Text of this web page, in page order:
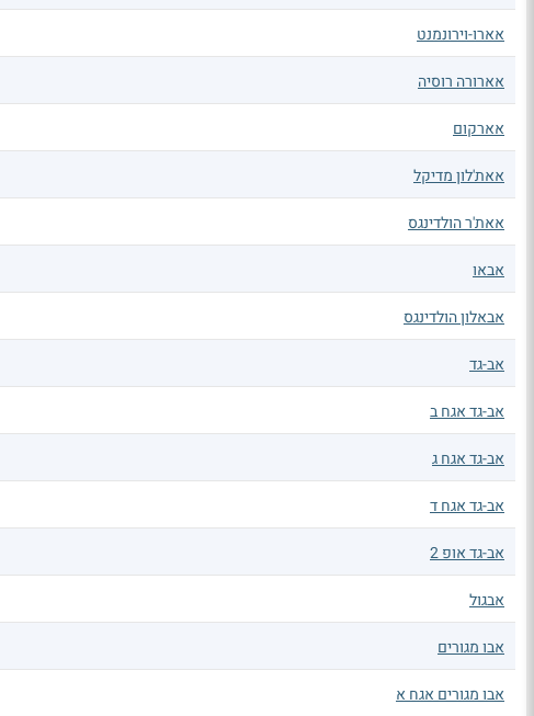
אארו-וירונמנט
אארורה רוסיה
אארקום
אאת'לון מדיקל
אאת'ר הולדינגס
אבאו
אבאלון הולדינגס
אב-גד
אב-גד אגח ב
אב-גד אגח ג
אב-גד אגח ד
אב-גד אופ 2
אבגול
אבו מגורים
אבו מגורים אגח א